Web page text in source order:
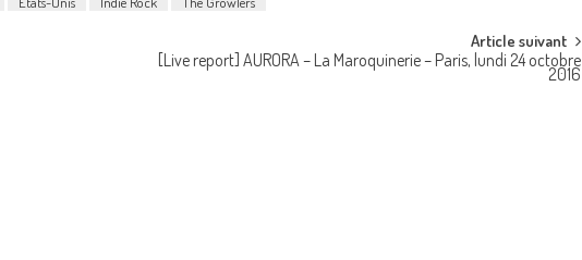
Article suivant
[Live report] AURORA – La Maroquinerie – Paris, lundi 24 octobre
2016